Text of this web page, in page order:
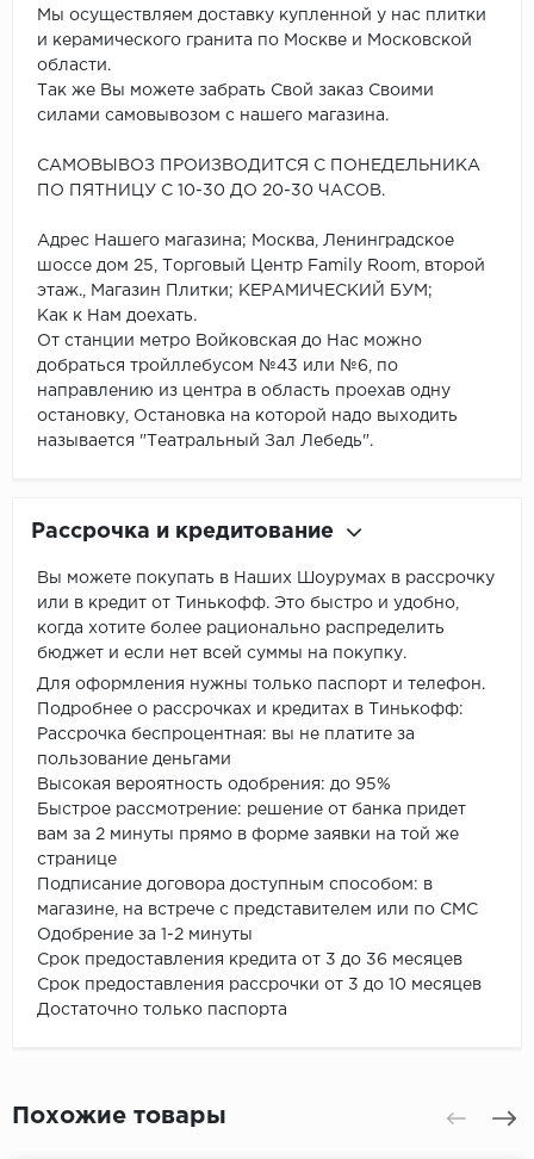
Мы осуществляем доставку купленной у нас плитки
и керамического гранита по Москве и Московской
области.
Так же Вы можете забрать Свой заказ Своими
силами самовывозом с нашего магазина.
САМОВЫВОЗ ПРОИЗВОДИТСЯ С ПОНЕДЕЛЬНИКА
ПО ПЯТНИЦУ С 10-30 ДО 20-30 ЧАСОВ.
Адрес Нашего магазина; Москва, Ленинградское
шоссе дом 25, Торговый Центр Family Room, второй
этаж., Магазин Плитки; КЕРАМИЧЕСКИЙ БУМ;
Как к Нам доехать.
От станции метро Войковская до Нас можно
добраться тройллебусом №43 или №6, по
направлению из центра в область проехав одну
остановку, Остановка на которой надо выходить
называется "Театральный Зал Лебедь".
Рассрочка и кредитование
Вы можете покупать в Наших Шоурумах в рассрочку
или в кредит от Тинькофф. Это быстро и удобно,
когда хотите более рационально распределить
бюджет и если нет всей суммы на покупку.
Для оформления нужны только паспорт и телефон.
Подробнее о рассрочках и кредитах в Тинькофф:
Рассрочка беспроцентная: вы не платите за
пользование деньгами
Высокая вероятность одобрения: до 95%
Быстрое рассмотрение: решение от банка придет
вам за 2 минуты прямо в форме заявки на той же
странице
Подписание договора доступным способом: в
магазине, на встрече с представителем или по СМС
Одобрение за 1-2 минуты
Срок предоставления кредита от 3 до 36 месяцев
Срок предоставления рассрочки от 3 до 10 месяцев
Достаточно только паспорта
Похожие товары